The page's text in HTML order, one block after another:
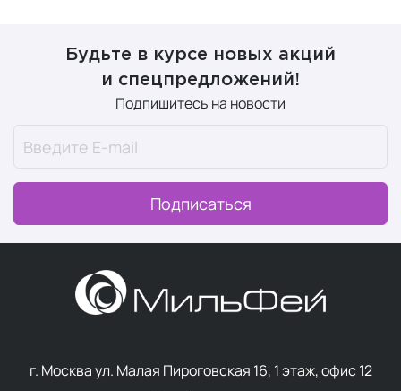
Будьте в курсе новых акций
и спецпредложений!
Подпишитесь на новости
Подписаться
г. Москва ул. Малая Пироговская 16, 1 этаж, офис 12